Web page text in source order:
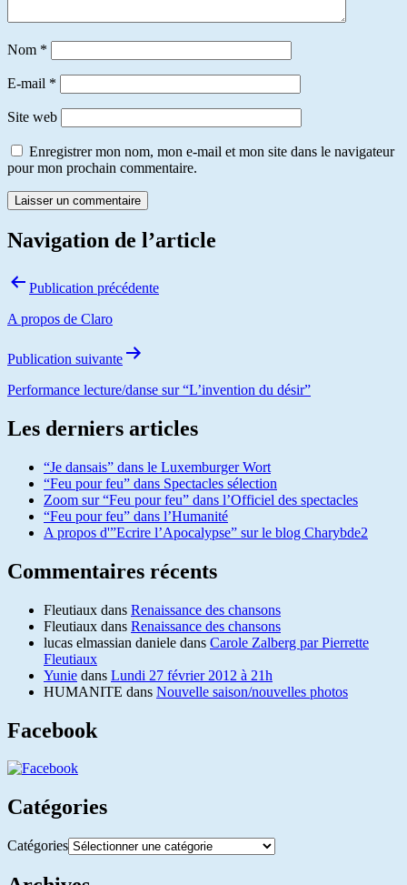
Nom *
E-mail *
Site web
Enregistrer mon nom, mon e-mail et mon site dans le navigateur
pour mon prochain commentaire.
Navigation de l’article
Publication précédente
A propos de Claro
Publication suivante
Performance lecture/danse sur “L’invention du désir”
Les derniers articles
“Je dansais” dans le Luxemburger Wort
“Feu pour feu” dans Spectacles sélection
Zoom sur “Feu pour feu” dans l’Officiel des spectacles
“Feu pour feu” dans l’Humanité
A propos d'”Ecrire l’Apocalypse” sur le blog Charybde2
Commentaires récents
Fleutiaux dans Renaissance des chansons
Fleutiaux dans Renaissance des chansons
lucas elmassian daniele dans Carole Zalberg par Pierrette
Fleutiaux
Yunie dans Lundi 27 février 2012 à 21h
HUMANITE dans Nouvelle saison/nouvelles photos
Facebook
Catégories
Catégories